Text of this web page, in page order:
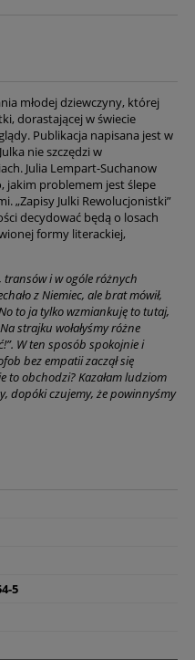
młodej dziewczyny, której
dorastającej w świecie
Publikacja napisana jest w
nie szczędzi w
Julia Lempart-Suchanow
jakim problemem jest ślepe
„Zapisy Julki Rewolucjonistki”
decydować będą o losach
formy literackiej,
transów i w ogóle różnych
z Niemiec, ale brat mówił,
to ja tylko wzmiankuję to tutaj,
strajku wołałyśmy różne
W ten sposób spokojnie i
bez empatii zaczął się
to obchodzi? Kazałam ludziom
dopóki czujemy, że powinnyśmy
5
sprawy żydowskiej w
– Antoni Marylski
34,00 zł